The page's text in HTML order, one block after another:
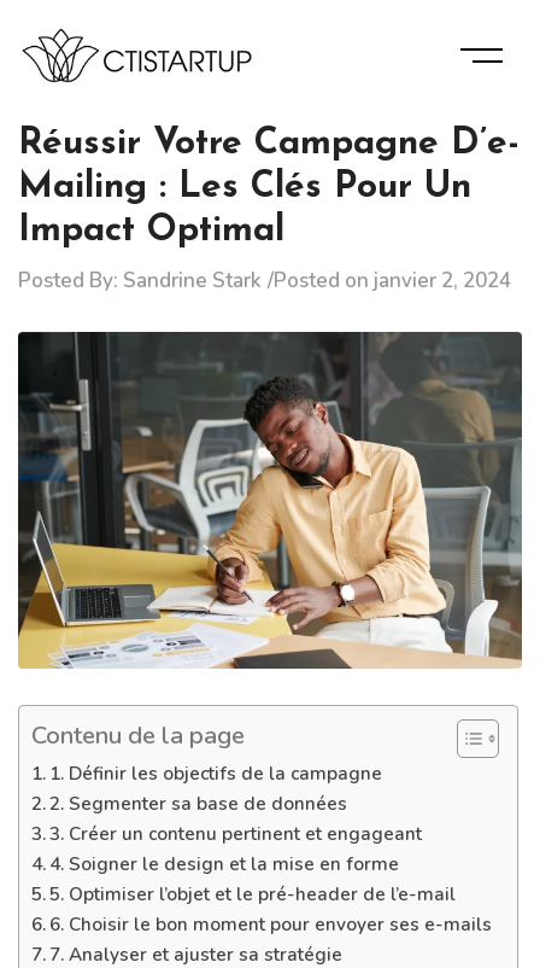
content
Réussir Votre Campagne D’e-
Mailing : Les Clés Pour Un
Impact Optimal
Posted By: Sandrine Stark Posted on janvier 2, 2024
Contenu de la page
1. Définir les objectifs de la campagne
2. Segmenter sa base de données
3. Créer un contenu pertinent et engageant
4. Soigner le design et la mise en forme
5. Optimiser l’objet et le pré-header de l’e-mail
6. Choisir le bon moment pour envoyer ses e-mails
7. Analyser et ajuster sa stratégie